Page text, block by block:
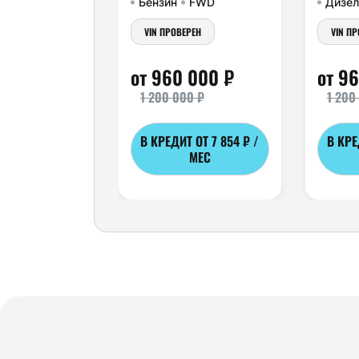
VIN ПРОВЕРЕН
от 960 000 ₽
1 200 000 ₽
В КРЕДИТ ОТ7 854 ₽ /
МЕС
VIN
от
1
В